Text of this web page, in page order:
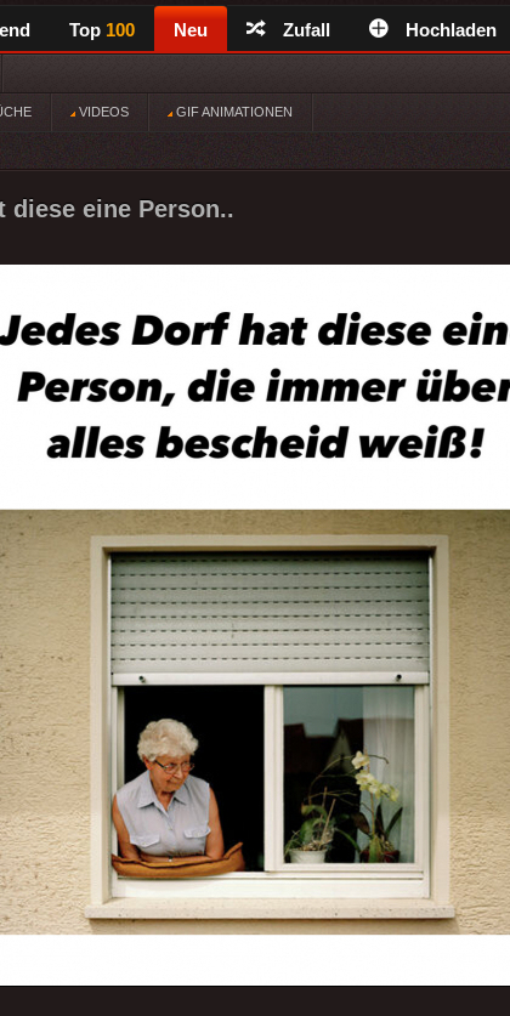
Top 100 Neu Zufall Hochladen
VIDEOS GIF ANIMATIONEN
diese eine Person..